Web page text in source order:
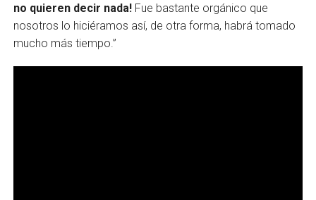
no quieren decir nada!Fue bastante orgánico que
nosotros lo hiciéramos así, de otra forma, habrá tomado
mucho más tiempo.”